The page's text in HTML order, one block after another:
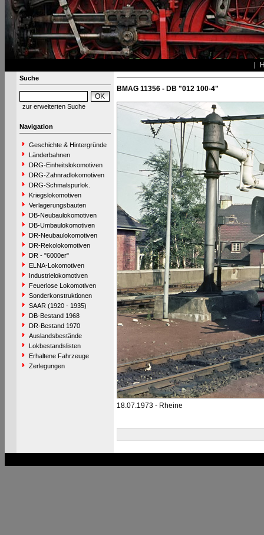
Suche
zur erweiterten Suche
Navigation
Geschichte & Hintergründe
Länderbahnen
DRG-Einheitslokomotiven
DRG-Zahnradlokomotiven
DRG-Schmalspurlok.
Kriegslokomotiven
Verlagerungsbauten
DB-Neubaulokomotiven
DB-Umbaulokomotiven
DR-Neubaulokomotiven
DR-Rekolokomotiven
DR - "6000er"
ELNA-Lokomotiven
Industrielokomotiven
Feuerlose Lokomotiven
Sonderkonstruktionen
SAAR (1920 - 1935)
DB-Bestand 1968
DR-Bestand 1970
Auslandsbestände
Lokbestandslisten
Erhaltene Fahrzeuge
Zerlegungen
BMAG 11356 - DB "012 100-4"
18.07.1973 - Rheine